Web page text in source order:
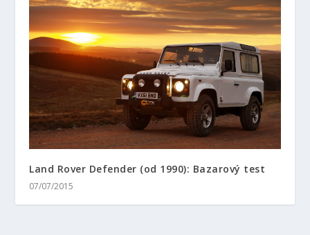
Land Rover Defender (od 1990): Bazarový test
07/07/2015